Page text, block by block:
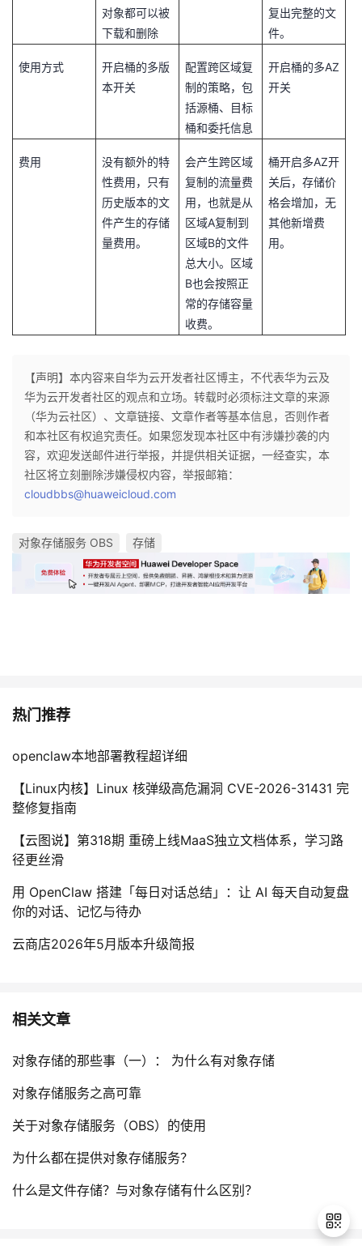
证
实
的
技
持
的
建
对象都可以被
下载和删除
复出完整的文
件。
使用方式
开启桶的多版
本开关
配置跨区域复
制的策略，包
括源桶、目标
桶和委托信息
开启桶的多AZ
开关
费用
没有额外的特
性费用，只有
历史版本的文
件产生的存储
量费用。
会产生跨区域
复制的流量费
用，也就是从
区域A复制到
区域B的文件
总大小。区域
B也会按照正
常的存储容量
收费。
桶开启多AZ开
关后，存储价
格会增加，无
其他新增费
用。
【声明】本内容来自华为云开发者社区博主，不代表华为云及
华为云开发者社区的观点和立场。转载时必须标注文章的来源
（华为云社区）、文章链接、文章作者等基本信息，否则作者
和本社区有权追究责任。如果您发现本社区中有涉嫌抄袭的内
容，欢迎发送邮件进行举报，并提供相关证据，一经查实，本
社区将立刻删除涉嫌侵权内容，举报邮箱：
cloudbbs@huaweicloud.com
对象存储服务 OBS 存储
热门推荐
openclaw本地部署教程超详细
【Linux内核】Linux 核弹级高危漏洞 CVE-2026-31431 完
整修复指南
【云图说】第318期 重磅上线MaaS独立文档体系，学习路
径更丝滑
用 OpenClaw 搭建「每日对话总结」：让 AI 每天自动复盘
你的对话、记忆与待办
云商店2026年5月版本升级简报
相关文章
对象存储的那些事（一）： 为什么有对象存储
对象存储服务之高可靠
关于对象存储服务（OBS）的使用
为什么都在提供对象存储服务？
什么是文件存储？与对象存储有什么区别？